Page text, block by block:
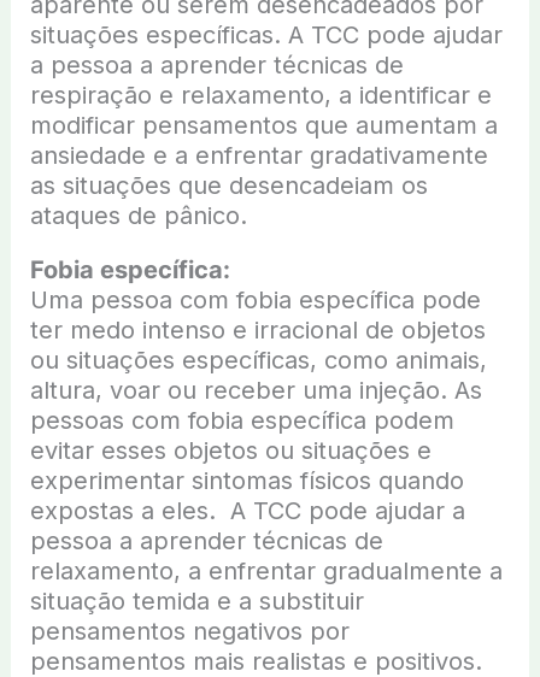
situações específicas. A TCC pode ajudar
a pessoa a aprender técnicas de
respiração e relaxamento, a identificar e
modificar pensamentos que aumentam a
ansiedade e a enfrentar gradativamente
as situações que desencadeiam os
ataques de pânico.
Fobia específica:
Uma pessoa com fobia específica pode
ter medo intenso e irracional de objetos
ou situações específicas, como animais,
altura, voar ou receber uma injeção. As
pessoas com fobia específica podem
evitar esses objetos ou situações e
experimentar sintomas físicos quando
expostas a eles. A TCC pode ajudar a
pessoa a aprender técnicas de
relaxamento, a enfrentar gradualmente a
situação temida e a substituir
pensamentos negativos por
pensamentos mais realistas e positivos.